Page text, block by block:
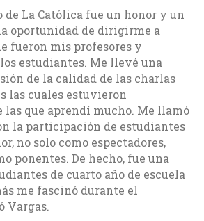
de La Católica fue un honor y un
oportunidad de dirigirme a
fueron mis profesores y
estudiantes. Me llevé una
de la calidad de las charlas
las cuales estuvieron
las que aprendí mucho. Me llamó
la participación de estudiantes
no solo como espectadores,
ponentes. De hecho, fue una
de cuarto año de escuela
me fascinó durante el
Vargas.